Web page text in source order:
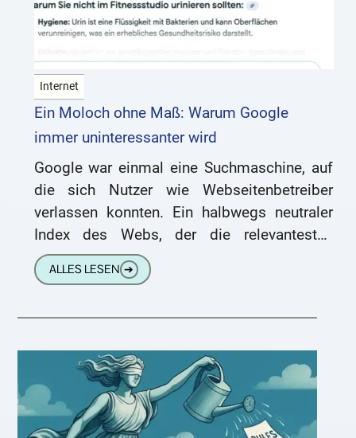
Internet
Ein Moloch ohne Maß: Warum Google
immer uninteressanter wird
Google war einmal eine Suchmaschine, auf
die sich Nutzer wie Webseitenbetreiber
verlassen konnten. Ein halbwegs neutraler
Index des Webs, der die relevantesten
Inhalte nach oben spülte und damit kleinen
wie
ALLES LESEN ➔